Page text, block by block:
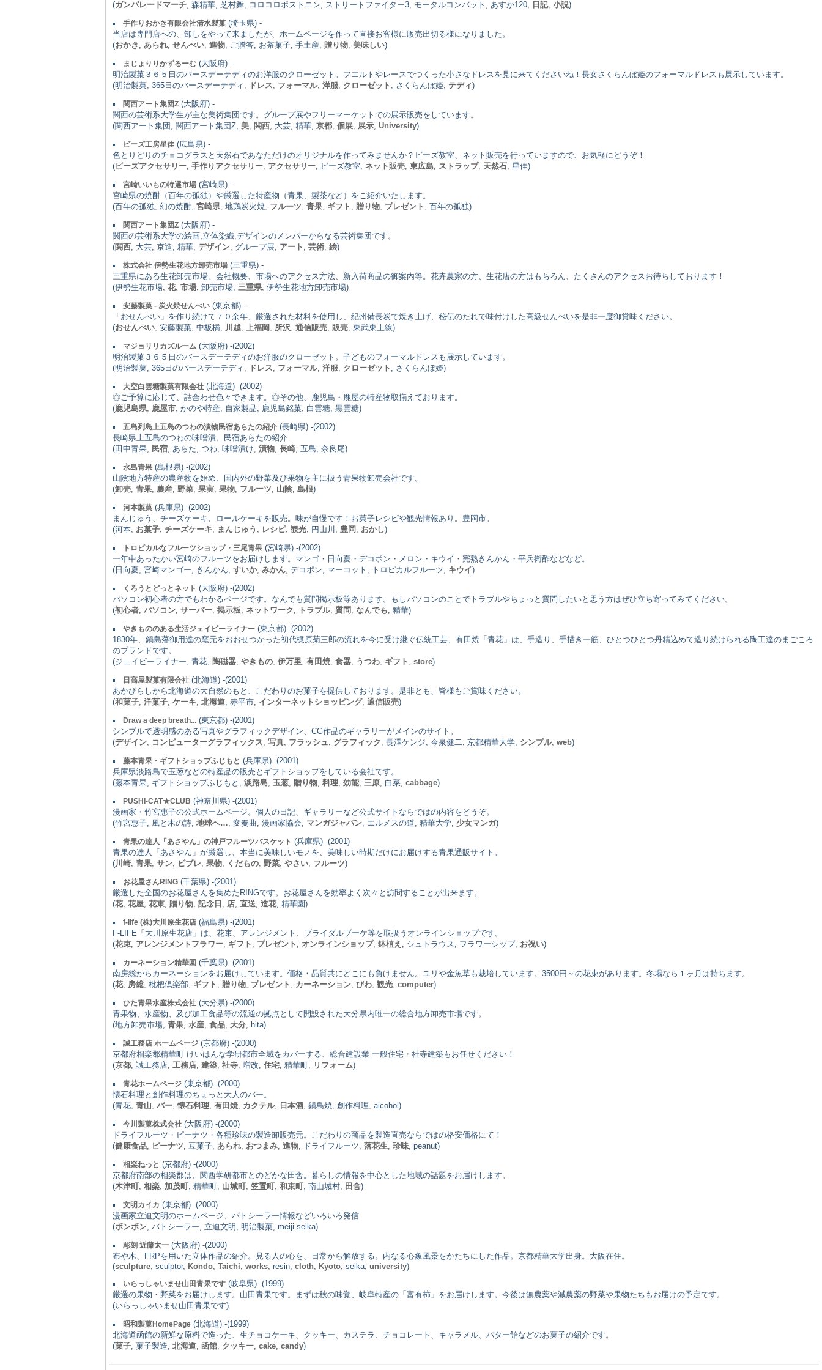
(ガンパレードマーチ , 森精華, 芝村舞, コロコロポストニン, ストリートファイター3, モータルコンバット, あすか120, 日記, 小説)
手作りおかき有限会社清水製菓 (埼玉県) -
当店は専門店への、卸しをやって来ましたが、ホームページを作って直接お客様に販売出切る様になりました。
(おかき あられ せんべい 進物 , ご贈答, お茶菓子, 手土産, 贈り物 美味しい)
まじょりりかずるーむ (大阪府) -
明治製菓３６５日のバースデーテディのお洋服のクローゼット。フエルトやレースでつくった小さなドレスを見に来てくださいね！長女さくらんぼ姫のフォーマルドレスも展示しています。
(明治製菓, 365日のバースデーテディ,
ドレス フォーマル, 洋服 クローゼット , さくらんぼ姫, テディ)
関西アート集団Z (大阪府) -
関西の芸術系大学生が主な美術集団です。グループ展やフリーマーケットでの展示販売をしています。
(関西アート集団, 関西アート集団Z, 美 関西 , 大芸, 精華, 京都 個展 展示 University)
ビーズ工房星佳 (広島県) -
色とりどりのチョコグラスと天然石であなただけのオリジナルを作ってみませんか？ビーズ教室、ネット販売を行っていますので、お気軽にどうぞ！
(ビーズアクセサリー 手作りアクセサリー アクセサリー , ビーズ教室, ネット販売 東広島 ストラップ, 天然石 , 星佳)
宮崎いいもの特選市場 (宮崎県) -
宮崎県の焼酎（百年の孤独）や厳選した特産物（青果、製茶など）をご紹介いたします。
(百年の孤独, 幻の焼酎, 宮崎県 , 地鶏炭火焼, フルーツ 青果 ギフト 贈り物 プレゼント , 百年の孤独)
関西アート集団Z (大阪府) -
関西の芸術系大学の絵画,立体染織,デザインのメンバーからなる芸術集団です。
(関西 , 大芸, 京造, 精華, デザイン , グループ展, アート 芸術 絵)
株式会社 伊勢生花地方卸売市場 (三重県) -
三重県にある生花卸売市場。会社概要、市場へのアクセス方法、新入荷商品の御案内等。花卉農家の方、生花店の方はもちろん、たくさんのアクセスお待ちしております！
(伊勢生花市場, 花, 市場 , 卸売市場, 三重県 , 伊勢生花地方卸売市場)
安藤製菓 - 炭火焼せんべい (東京都) -
「おせんべい」を作り続けて７０余年、厳選された材料を使用し、紀州備長炭で焼き上げ、秘伝のたれで味付けした高級せんべいを是非一度御賞味ください。
(おせんべい , 安藤製菓, 中板橋, 川越 上福岡 所沢 通信販売 販売 , 東武東上線)
マジョリリカズルーム (大阪府) -(2002)
明治製菓３６５日のバースデーテディのお洋服のクローゼット。子どものフォーマルドレスも展示しています。
(明治製菓, 365日のバースデーテディ,
ドレス フォーマル, 洋服 クローゼット , さくらんぼ姫)
大空白雲糖製菓有限会社 (北海道) -(2002)
◎ご予算に応じて、詰合わせ色々できます。◎その他、鹿児島・鹿屋の特産物取揃えております。
(鹿児島県 鹿屋市 , かのや特産, 自家製品, 鹿児島銘菓, 白雲糖, 黒雲糖)
五島列島上五島のつわの漬物民宿あらたの紹介 (長崎県) -(2002)
長崎県上五島のつわの味噌漬、民宿あらたの紹介
(田中青果,
民宿 , あらた, つわ, 味噌漬け, 漬物 長崎 , 五島, 奈良尾)
永島青果 (島根県) -(2002)
山陰地方特産の農産物を始め、国内外の野菜及び果物を主に扱う青果物卸売会社です。
(卸売 青果 農産 野菜 果実 果物 フルーツ 山陰 島根)
河本製菓 (兵庫県) -(2002)
まんじゅう、チーズケーキ、ロールケーキを販売。味が自慢です！お菓子レシピや観光情報あり。豊岡市。
(河本, お菓子 チーズケーキ まんじゅう レシピ, 観光 , 円山川, 豊岡 おかし)
トロピカルなフルーツショップ・三尾青果 (宮崎県) -(2002)
一年中あったかい宮崎のフルーツをお届けします。マンゴ・日向夏・デコポン・メロン・キウイ・完熟きんかん・平兵衛酢などなど。
(日向夏, 宮崎マンゴー, きんかん, すいか みかん , デコポン, マーコット, トロピカルフルーツ, キウイ)
くろうとどっとネット (大阪府) -(2002)
パソコン初心者の方でもわかるページです。なんでも質問掲示板等あります。もしパソコンのことでトラブルやちょっと質問したいと思う方はぜひ立ち寄ってみてください。
(初心者 パソコン サーバー 掲示板 ネットワーク トラブル, 質問 なんでも , 精華)
やきもののある生活ジェイピーライナー (東京都) -(2002)
1830年、鍋島藩御用達の窯元をおおせつかった初代梶原菊三郎の流れを今に受け継ぐ伝統工芸、有田焼「青花」は、手造り、手描き一筋、ひとつひとつ丹精込めて造り続けられる陶工達のまごころ
のブランドです。
(ジェイピーライナー, 青花,
陶磁器 やきもの 伊万里 有田焼 食器 うつわ ギフト store)
日高屋製菓有限会社 (北海道) -(2001)
あかびらしから北海道の大自然のもと、こだわりのお菓子を提供しております。是非とも、皆様もご賞味ください。
(和菓子 洋菓子 ケーキ 北海道 , 赤平市, インターネットショッピング, 通信販売)
Draw a deep breath... (東京都) -(2001)
シンプルで透明感のある写真やグラフィックデザイン、CG作品のギャラリーがメインのサイト。
(デザイン コンピューターグラフィックス 写真 フラッシュ グラフィック , 長澤ケンジ, 今泉健二, 京都精華大学, シンプル, web)
藤本青果・ギフトショップふじもと (兵庫県) -(2001)
兵庫県淡路島で玉葱などの特産品の販売とギフトショップをしている会社です。
(藤本青果, ギフトショップふじもと, 淡路島 玉葱 贈り物 料理 効能 三原 , 白菜, cabbage)
PUSHI-CAT★CLUB (神奈川県) -(2001)
漫画家・竹宮惠子の公式ホームページ。個人の日記、ギャラリーなど公式サイトならではの内容をどうぞ。
(竹宮惠子, 風と木の詩, 地球へ… , 変奏曲, 漫画家協会, マンガジャパン , エルメスの道, 精華大学, 少女マンガ)
青果の達人「あさやん」の神戸フルーツバスケット (兵庫県) -(2001)
青果の達人「あさやん」が厳選し、本当に美味しいモノを、美味しい時期だけにお届けする青果通販サイト。
(川崎 青果 サン ビブレ 果物 くだもの 野菜 やさい フルーツ)
お花屋さんRING (千葉県) -(2001)
厳選した全国のお花屋さんを集めたRINGです。お花屋さんを効率よく次々と訪問することが出来ます。
(花, 花屋 花束 贈り物 記念日 店 直送 造花, 精華園)
f-life (株)大川原生花店 (福島県) -(2001)
F-LIFE「大川原生花店」は、花束、アレンジメント、ブライダルブーケ等を取扱うオンラインショップです。
(花束 アレンジメントフラワー ギフト プレゼント オンラインショップ, 鉢植え , シュトラウス, フラワーシップ, お祝い)
カーネーション精華園 (千葉県) -(2001)
南房総からカーネーションをお届けしています。価格・品質共にどこにも負けません。ユリや金魚草も栽培しています。3500円～の花束があります。冬場なら１ヶ月は持ちます。
(花, 房総 , 枇杷倶楽部, ギフト 贈り物 プレゼント カーネーション びわ 観光 computer)
ひた青果水産株式会社 (大分県) -(2000)
青果物、水産物、及び加工食品等の流通の拠点として開設された大分県内唯一の総合地方卸売市場です。
(地方卸売市場, 青果 水産 食品 大分 , hita)
誠工務店 ホームページ (京都府) -(2000)
京都府相楽郡精華町 けいはんな学研都市全域をカバーする、総合建設業 一般住宅・社寺建築もお任せください！
(京都 , 誠工務店, 工務店 建築 社寺 , 増改, 住宅 , 精華町, リフォーム)
青花ホームページ (東京都) -(2000)
懐石料理と創作料理のちょっと大人のバー。
(青花, 青山 バー ,懐石料理 有田焼 カクテル, 日本酒 , 鍋島焼, 創作料理, aicohol)
今川製菓株式会社 (大阪府) -(2000)
ドライフルーツ・ピーナツ・各種珍味の製造卸販売元。こだわりの商品を製造直売ならではの格安価格にて！
(健康食品 ピーナツ , 豆菓子, あられ おつまみ 進物 , ドライフルーツ, 落花生 珍味 , peanut)
相楽ねっと (京都府) -(2000)
京都府南部の相楽郡は、関西学研都市とのどかな田舎。暮らしの情報を中心とした地域の話題をお届けします。
(木津町 相楽 加茂町 , 精華町, 山城町 笠置町 和束町 , 南山城村, 田舎)
文明カイカ (東京都) -(2000)
漫画家立迫文明のホームページ、バトシーラー情報などいろいろ発信
(ボンボン , バトシーラー, 立迫文明, 明治製菓, meiji-seika)
彫刻 近藤太一 (大阪府) -(2000)
布や木、FRPを用いた立体作品の紹介。見る人の心を、日常から解放する。内なる心象風景をかたちにした作品。京都精華大学出身。大阪在住。
(sculpture , sculptor, Kondo Taichi works , resin, cloth Kyoto , seika, university)
いらっしゃいませ山田青果です (岐阜県) -(1999)
厳選の果物・野菜をお届けします。山田青果です。まずは秋の味覚、岐阜特産の「富有柿」をお届けします。今後は無農薬や減農薬の野菜や果物たちもお届けの予定です。
(いらっしゃいませ山田青果です)
昭和製菓HomePage (北海道) -(1999)
北海道函館の新鮮な原料で造った、生チョコケーキ、クッキー、カステラ、チョコレート、キャラメル、バター飴などのお菓子の紹介です。
(菓子 , 菓子製造, 北海道 函館 クッキー cake candy)